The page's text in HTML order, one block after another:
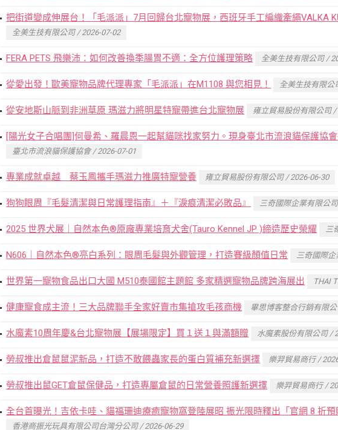
把街道變成伸展台！「毛派派」7月回歸台北寵物展，西班牙手工編織牽繩VALKA
全美生技有限公司 / 2026-07-02
FERA PETS 飛樂沛：如何改善換季腸胃不適：全方位護理策略 全美生技有限公司 /
從愛出發！歐美寵物品牌代理專家「毛派派」在M1108 與您相見！ 全美生技有限公
從安地斯山脈到非洲草原 瑪滋力將明星特寵帶進台北寵物展 雍立貿易股份有限公司 /
[陽光女子合唱團]何曼希、羅晨恩一起幫貓咪找家努力。現身臺北市流浪貓保護協
臺北市流浪貓保護協會 / 2026-07-01
專業成就卓越 蔡玉鳳攜手瑪滋力推廣特寵營養 雍立貿易股份有限公司 / 2026-06-30
狗狗眼周『毛髮清潔與日常護理指南』＋『淚痕清潔必敗品』 三奇國際企業有限公
2025 世界犬展｜自然本色®原廠專業培育犬舍(Tauro Kennel JP )締造歷史榮耀 三
N606｜自然本色®亮白系列：眼周毛髮與外觀管理，打造賽級顏值日常 三奇國際企
世界第一寵物食品出口大國 M510泰國館主題館 多家精選寵物品牌跨海展出 THAI
健康寵食成主流！三大品牌聯手全家好賣市集搶攻毛孩商機 畢思博客整合行銷有限
水魔素10周年慶&台北寵物展【展場限定】買１送１與滿額贈 水魔素股份有限公司 /
勞叔推出倉鼠鼠泥新品，打造不敢餵蟲家長的蛋白質補充新選擇 樂羿貿易商行 /
勞叔推出鼠GET倉鼠保健品，打造專屬倉鼠的日常營養照護新選擇 樂羿貿易商行 /
全台首曝光！吉依卡哇、貓福珊迪療癒寵物窩登陸展昭 振光限時釋出「官網 8 折
香港商振光玩具有限公司台灣分公司 / 2026-06-29